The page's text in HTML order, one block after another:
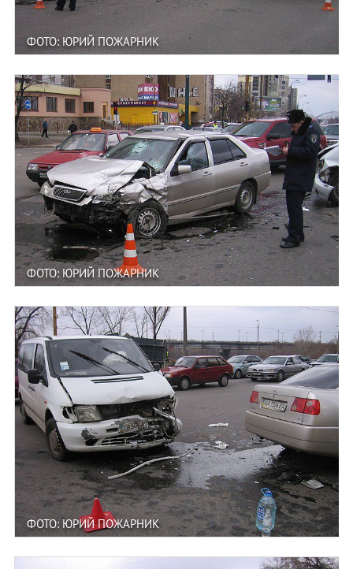
ФОТО: ЮРИЙ ПОЖАРНИК
ФОТО: ЮРИЙ ПОЖАРНИК
ФОТО: ЮРИЙ ПОЖАРНИК